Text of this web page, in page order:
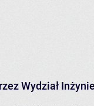
Wydział